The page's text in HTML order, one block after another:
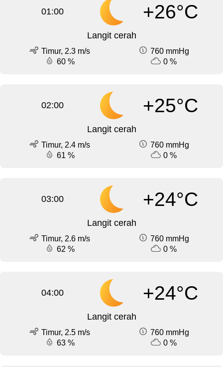
01:00 +26°C
Langit cerah
Timur, 2.3 m/s
760 mmHg
60 %
0 %
02:00 +25°C
Langit cerah
Timur, 2.4 m/s
760 mmHg
61 %
0 %
03:00 +24°C
Langit cerah
Timur, 2.6 m/s
760 mmHg
62 %
0 %
04:00 +24°C
Langit cerah
Timur, 2.5 m/s
760 mmHg
63 %
0 %